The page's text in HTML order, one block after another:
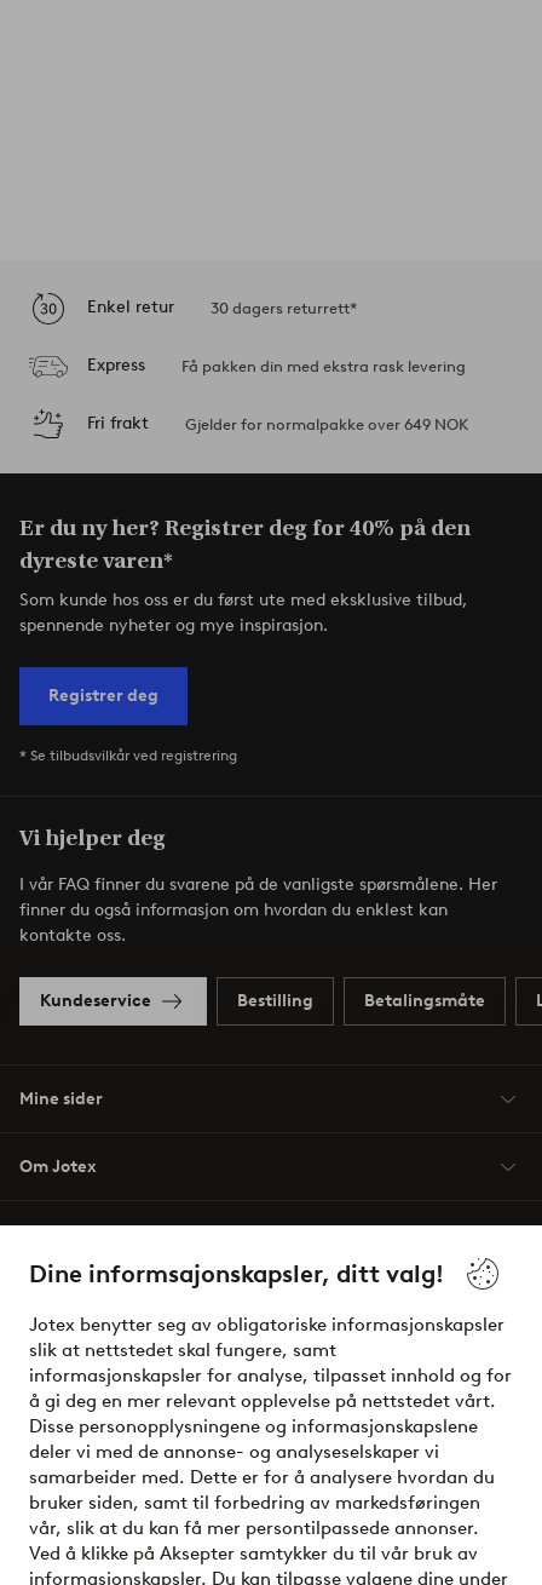
Dine informsajonskapsler, ditt valg!
Jotex benytter seg av obligatoriske informasjonskapsler
slik at nettstedet skal fungere, samt
informasjonskapsler for analyse, tilpasset innhold og for
å gi deg en mer relevant opplevelse på nettstedet vårt.
Disse personopplysningene og informasjonskapslene
deler vi med de annonse- og analyseselskaper vi
samarbeider med. Dette er for å analysere hvordan du
bruker siden, samt til forbedring av markedsføringen
vår, slik at du kan få mer persontilpassede annonser.
Ved å klikke på Aksepter samtykker du til vår bruk av
informasjonskapsler. Du kan tilpasse valgene dine under
Enkel retur 30 dagers returrett*
Express Få pakken din med ekstra rask levering
Fri frakt Gjelder for normalpakke over 649 NOK
Er du ny her? Registrer deg for 40% på den
dyreste varen*
Som kunde hos oss er du først ute med eksklusive tilbud,
spennende nyheter og mye inspirasjon.
Registrer deg
* Se tilbudsvilkår ved registrering
Vi hjelper deg
I vår FAQ finner du svarene på de vanligste spørsmålene. Her
finner du også informasjon om hvordan du enklest kan
kontakte oss.
Kundeservice Bestilling Betalingsmåte
Mine sider
Om Jotex
Venner
Sikre betalinger - Betal direkte eller del opp
Vil du vite mer om våre betalingsalternativer?
elpy